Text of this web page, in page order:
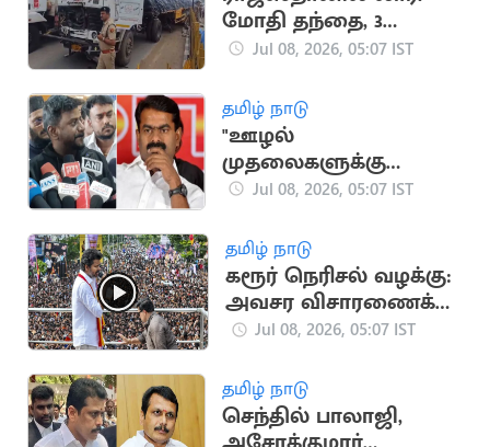
மோதி தந்தை, 3
குழந்தைகள் பரிதாப
Jul 08, 2026, 05:07 IST
தமிழ் நாடு
"ஊழல்
முதலைகளுக்கு
ஆதரவாக சீமான்
ராஜ்மோகன்
Jul 08, 2026, 05:07 IST
தமிழ் நாடு
கரூர் நெரிசல் வழக்கு:
அவசர விசாரணைக்கு
மதுரை கிளை மறுப்பு
Jul 08, 2026, 05:07 IST
தமிழ் நாடு
செந்தில் பாலாஜி,